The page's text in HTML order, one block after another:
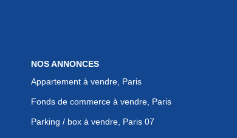
NOS ANNONCES
Appartement à vendre, Paris
Fonds de commerce à vendre, Paris
Parking / box à vendre, Paris 07